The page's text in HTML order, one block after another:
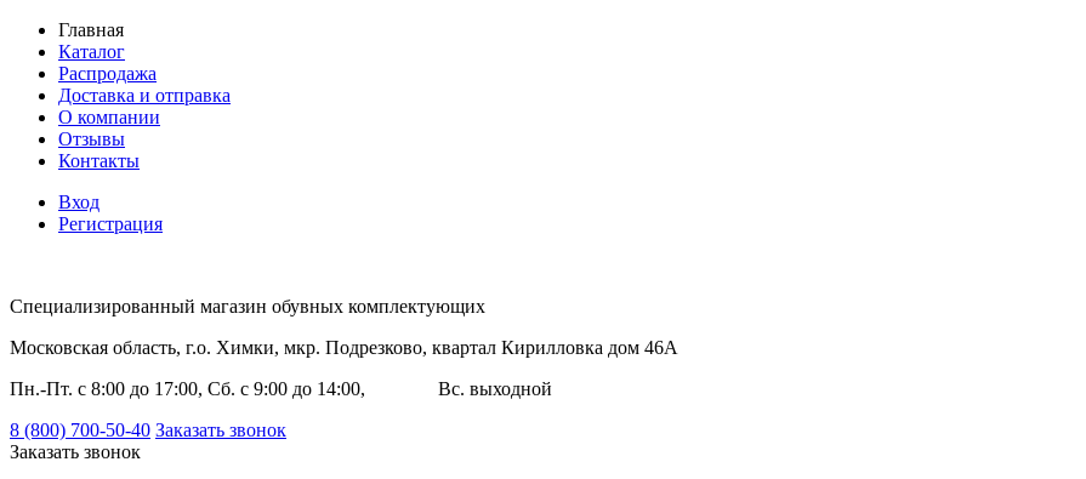
Главная
Каталог
Распродажа
Доставка и отправка
О компании
Отзывы
Контакты
Вход
Регистрация
Специализированный магазин обувных комплектующих
Московская область, г.о. Химки, мкр. Подрезково, квартал Кирилловка дом 46А
Пн.-Пт. с 8:00 до 17:00, Сб. с 9:00 до 14:00, Вс. выходной
8 (800) 700-50-40 Заказать звонок
Заказать звонок